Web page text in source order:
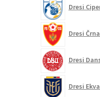
Dresi
Dresi
Dresi
Dresi